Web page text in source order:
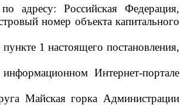
адресу: Российская Федерация,
номер объекта капитального
1 настоящего постановления,
Интернет-портале
Майская горка Администрации